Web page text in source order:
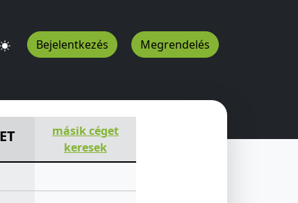
Bejelentkezés Megrendelés
másik céget
keresek